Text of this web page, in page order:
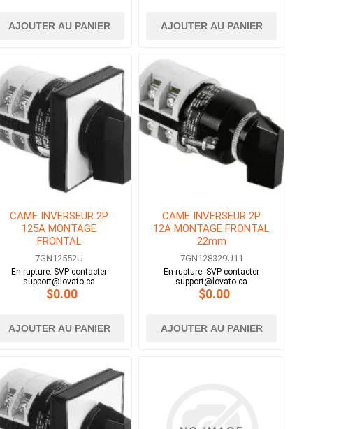
AJOUTER AU PANIER AJOUTER AU PANIER
CAME INVERSEUR 2P
125A MONTAGE
FRONTAL
7GN12552U
En rupture: SVP contacter
support@lovato.ca
$0.00
AJOUTER AU PANIER
CAME INVERSEUR 2P
12A MONTAGE FRONTAL
22mm
7GN128329U11
En rupture: SVP contacter
support@lovato.ca
$0.00
AJOUTER AU PANIER